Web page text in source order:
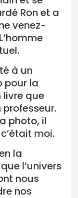
Ron et a
venez-
à un
pour la
livre que
photo, il
moi.
la
l’univers
nous
nos